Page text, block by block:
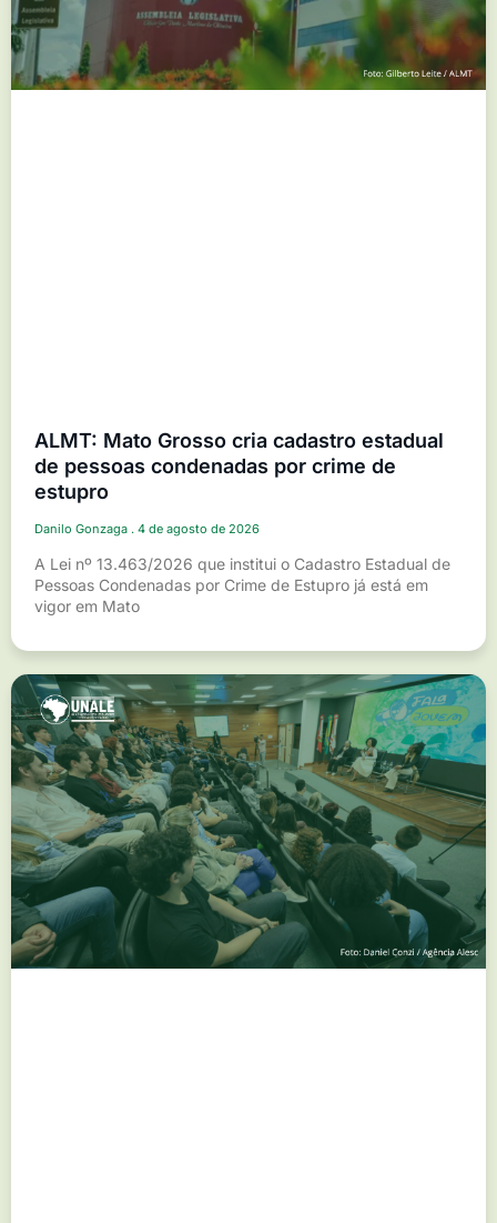
ALMT: Mato Grosso cria cadastro estadual
de pessoas condenadas por crime de
estupro
Danilo Gonzaga 4 de agosto de 2026
A Lei nº 13.463/2026 que institui o Cadastro Estadual de
Pessoas Condenadas por Crime de Estupro já está em
vigor em Mato